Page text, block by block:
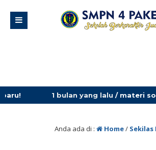
1 bulan yang lalu/ materi
Anda ada di : Home/